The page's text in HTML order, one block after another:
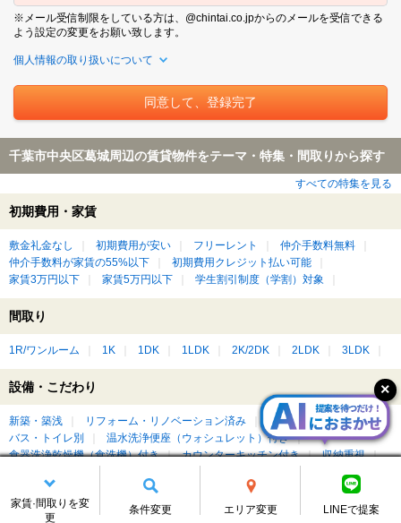
家賃·間取りを変
更
条件変更 エリア変更 LINEで提案
※メール受信制限をしている方は、@chintai.co.jpからのメールを受信できる
よう設定の変更をお願い致します。
個人情報の取り扱いについて
千葉市中央区葛城周辺の賃貸物件をテーマ・特集・間取りから探す
すべての特集を見る
初期費用・家賃
敷金礼金なし 初期費用が安い フリーレント
仲介手数料無料
仲介手数料が家賃の55%以下
初期費用クレジット払い可能
家賃3万円以下
家賃5万円以下 学生割引制度（学割）対象
間取り
1R/ワンルーム 1K 1DK 1LDK 2K/2DK 2LDK 3LDK
設備・こだわり
新築・築浅 リフォーム・リノベーション済み
デザイナーズ
バス・トイレ別
温水洗浄便座（ウォシュレット）付き
食器洗浄乾燥機（食洗機）付き
カウンターキッチン付き
収納重視
ベランダ・バルコニー付き
ルーフバルコニー付き
ペット可・ペット相談可
楽器相談可 ピアノ相談可 DIY可